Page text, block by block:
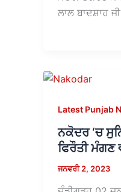
ਲਾਲ ਬਾਦਸ਼ਾਹ
Latest Punjab
ਨਕੋਦਰ ‘ਚ
ਫਿਰੌਤੀ ਮੰਗਣ
ਜਨਵਰੀ 2, 2023